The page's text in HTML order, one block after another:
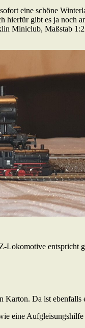
eine schöne
hierfür gibt es ja noch
Miniclub, Maßstab
entspricht
Karton. Da ist
eine